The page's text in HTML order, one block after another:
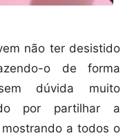
não ter desistido
o de forma
dúvida muito
por partilhar a
a todos o